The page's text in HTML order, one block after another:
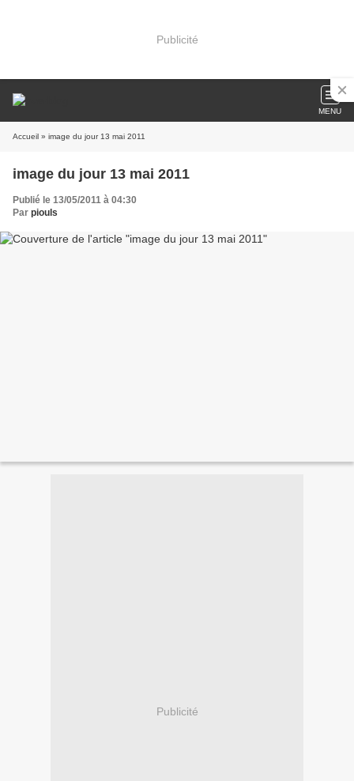
Publicité
MENU
Accueil » image du jour 13 mai 2011
image du jour 13 mai 2011
Publié le 13/05/2011 à 04:30
Par piouls
Publicité